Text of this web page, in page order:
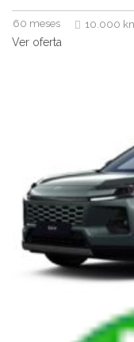
60 meses 10.000
Ver oferta